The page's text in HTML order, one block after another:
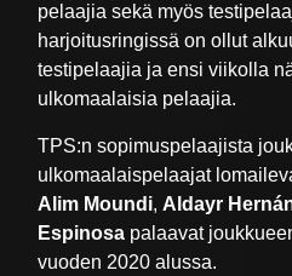
pelaajia sekä myös
harjoitusringissä on ollut
testipelaajia ja ensi viikolla
ulkomaalaisia pelaajia.
TPS:n sopimuspelaajista
ulkomaalaispelaajat
Alim Moundi,Aldayr
Espinosa palaavat
vuoden 2020 alussa.